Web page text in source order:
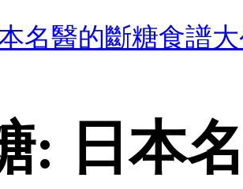
名醫的斷糖食譜
: 日本